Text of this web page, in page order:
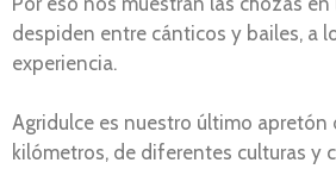
despiden entre cánticos y bailes, a
experiencia.
Agridulce es nuestro último apretón
kilómetros, de diferentes culturas y